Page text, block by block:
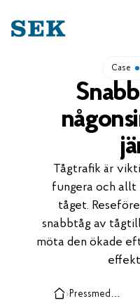
HOPPA
Case
Tågtrafik är
fungera och
tåget.
snabbtåg av
möta den ökade
› Pressmeddelanden, case och insikter